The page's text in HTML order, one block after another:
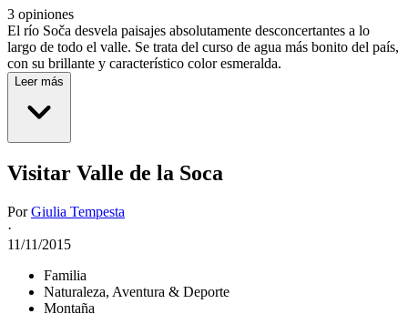
3 opiniones
El río Soča desvela paisajes absolutamente desconcertantes a lo
largo de todo el valle. Se trata del curso de agua más bonito del país,
con su brillante y característico color esmeralda.
Leer más
Visitar Valle de la Soca
PorGiulia Tempesta
·
11/11/2015
Familia
Naturaleza, Aventura & Deporte
Montaña